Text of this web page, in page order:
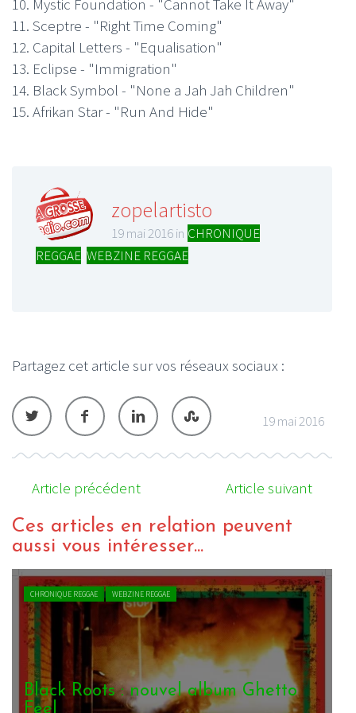
10. Mystic Foundation - "Cannot Take It Away"
11. Sceptre - "Right Time Coming"
12. Capital Letters - "Equalisation"
13. Eclipse - "Immigration"
14. Black Symbol - "None a Jah Jah Children"
15. Afrikan Star - "Run And Hide"
zopelartisto
19 mai 2016 in CHRONIQUE
REGGAE WEBZINE REGGAE
Partagez cet article sur vos réseaux sociaux :
19 mai 2016
Article précédent Article suivant
Ces articles en relation peuvent
aussi vous intéresser...
CHRONIQUE REGGAE WEBZINE REGGAE
Various Artists – The Bristol Roots
Explosion